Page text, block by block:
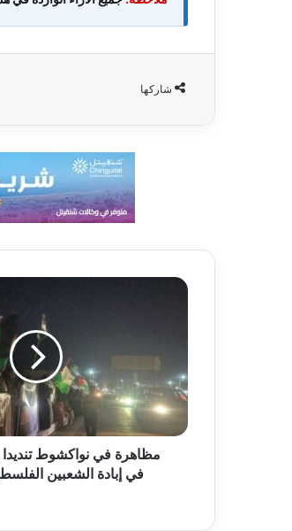
شاركها
مظاهرة في نواكشوط تنديدا
في إبادة الشعبين